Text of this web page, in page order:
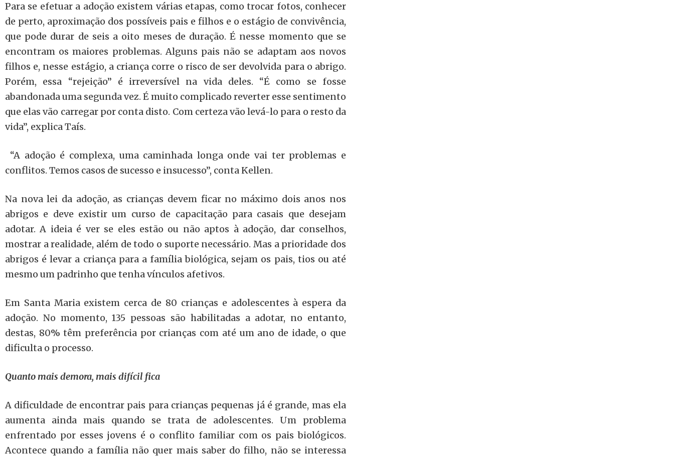
Para se efetuar a adoção existem várias etapas, como trocar fotos, conhecer
de perto, aproximação dos possíveis pais e filhos e o estágio de convivência,
que pode durar de seis a oito meses de duração. É nesse momento que se
encontram os maiores problemas. Alguns pais não se adaptam aos novos
filhos e, nesse estágio, a criança corre o risco de ser devolvida para o abrigo.
Porém, essa “rejeição” é irreversível na vida deles. “É como se fosse
abandonada uma segunda vez. É muito complicado reverter esse sentimento
que elas vão carregar por conta disto. Com certeza vão levá-lo para o resto da
vida”, explica Taís.
“A adoção é complexa, uma caminhada longa onde vai ter problemas e
conflitos. Temos casos de sucesso e insucesso”, conta Kellen.
Na nova lei da adoção, as crianças devem ficar no máximo dois anos nos
abrigos e deve existir um curso de capacitação para casais que desejam
adotar. A ideia é ver se eles estão ou não aptos à adoção, dar conselhos,
mostrar a realidade, além de todo o suporte necessário. Mas a prioridade dos
abrigos é levar a criança para a família biológica, sejam os pais, tios ou até
mesmo um padrinho que tenha vínculos afetivos.
Em Santa Maria existem cerca de 80 crianças e adolescentes à espera da
adoção. No momento, 135 pessoas são habilitadas a adotar, no entanto,
destas, 80% têm preferência por crianças com até um ano de idade, o que
dificulta o processo.
Quanto mais demora, mais difícil fica
A dificuldade de encontrar pais para crianças pequenas já é grande, mas ela
aumenta ainda mais quando se trata de adolescentes. Um problema
enfrentado por esses jovens é o conflito familiar com os pais biológicos.
Acontece quando a família não quer mais saber do filho, não se interessa